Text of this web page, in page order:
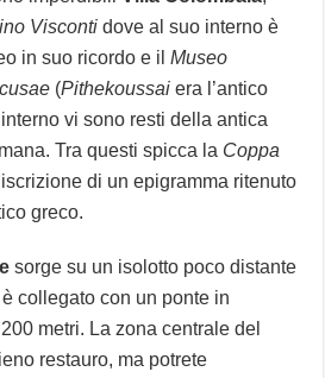
Visconti dove al suo interno è
in suo ricordo e ilMuseo
(Pithekoussai era l’antico
vi sono resti della antica
Tra questi spicca la Coppa
di un epigramma ritenuto
greco.
sorge su un isolotto poco distante
collegato con un ponte in
metri. La zona centrale del
restauro, ma potrete